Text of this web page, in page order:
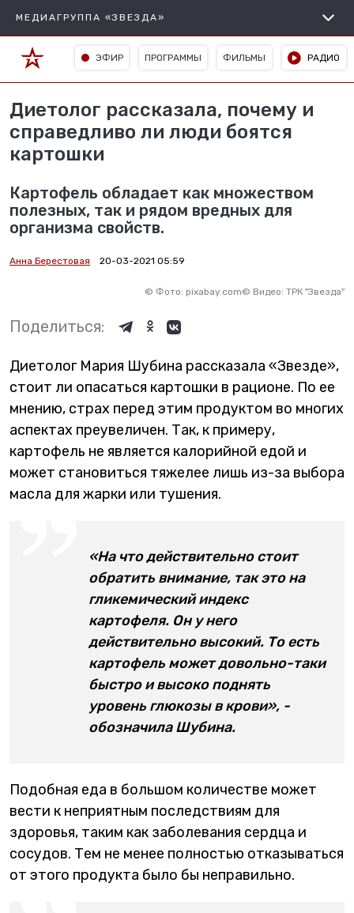
МЕДИАГРУППА «ЗВЕЗДА»
ЭФИР ПРОГРАММЫ ФИЛЬМЫ РАДИО
Диетолог рассказала, почему и
справедливо ли люди боятся
картошки
Картофель обладает как множеством
полезных, так и рядом вредных для
организма свойств.
Анна Берестовая 20-03-2021 05:59
© Фото: pixabay.com© Видео: ТРК "Звезда"
Поделиться:
Диетолог Мария Шубина рассказала «Звезде»,
стоит ли опасаться картошки в рационе. По ее
мнению, страх перед этим продуктом во многих
аспектах преувеличен. Так, к примеру,
картофель не является калорийной едой и
может становиться тяжелее лишь из-за выбора
масла для жарки или тушения.
«На что действительно стоит
обратить внимание, так это на
гликемический индекс
картофеля. Он у него
действительно высокий. То есть
картофель может довольно-таки
быстро и высоко поднять
уровень глюкозы в крови», -
обозначила Шубина.
Подобная еда в большом количестве может
вести к неприятным последствиям для
здоровья, таким как заболевания сердца и
сосудов. Тем не менее полностью отказываться
от этого продукта было бы неправильно.